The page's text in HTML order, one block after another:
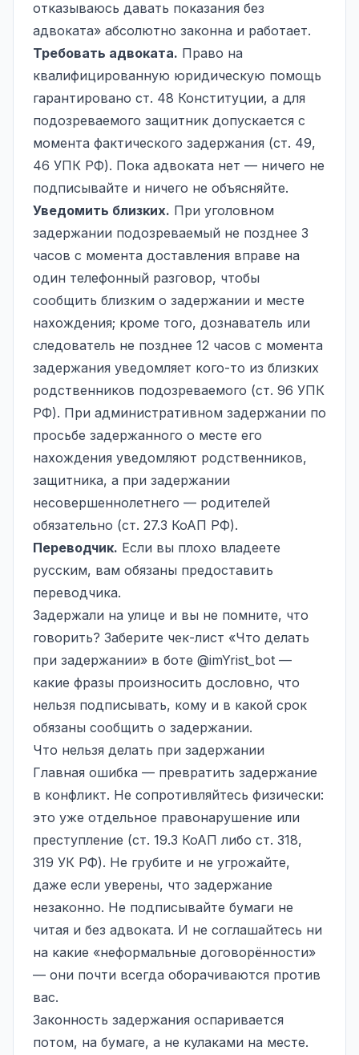
отказываюсь давать показания без
адвоката» абсолютно законна и работает.
Требовать адвоката. Право на
квалифицированную юридическую помощь
гарантировано ст. 48 Конституции, а для
подозреваемого защитник допускается с
момента фактического задержания (ст. 49,
46 УПК РФ). Пока адвоката нет — ничего не
подписывайте и ничего не объясняйте.
Уведомить близких. При уголовном
задержании подозреваемый не позднее 3
часов с момента доставления вправе на
один телефонный разговор, чтобы
сообщить близким о задержании и месте
нахождения; кроме того, дознаватель или
следователь не позднее 12 часов с момента
задержания уведомляет кого-то из близких
родственников подозреваемого (ст. 96 УПК
РФ). При административном задержании по
просьбе задержанного о месте его
нахождения уведомляют родственников,
защитника, а при задержании
несовершеннолетнего — родителей
обязательно (ст. 27.3 КоАП РФ).
Переводчик. Если вы плохо владеете
русским, вам обязаны предоставить
переводчика.
Задержали на улице и вы не помните, что
говорить? Заберите чек-лист «Что делать
при задержании» в боте @imYrist_bot —
какие фразы произносить дословно, что
нельзя подписывать, кому и в какой срок
обязаны сообщить о задержании.
Что нельзя делать при задержании
Главная ошибка — превратить задержание
в конфликт. Не сопротивляйтесь физически:
это уже отдельное правонарушение или
преступление (ст. 19.3 КоАП либо ст. 318,
319 УК РФ). Не грубите и не угрожайте,
даже если уверены, что задержание
незаконно. Не подписывайте бумаги не
читая и без адвоката. И не соглашайтесь ни
на какие «неформальные договорённости»
— они почти всегда оборачиваются против
вас.
Законность задержания оспаривается
потом, на бумаге, а не кулаками на месте.